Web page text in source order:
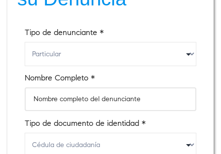
Tipo de denunciante *
Nombre Completo *
Tipo de documento de identidad *